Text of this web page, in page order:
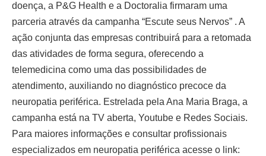
doença, a P&G Health e a Doctoralia firmaram uma
parceria através da campanha “Escute seus Nervos” . A
ação conjunta das empresas contribuirá para a retomada
das atividades de forma segura, oferecendo a
telemedicina como uma das possibilidades de
atendimento, auxiliando no diagnóstico precoce da
neuropatia periférica. Estrelada pela Ana Maria Braga, a
campanha está na TV aberta, Youtube e Redes Sociais.
Para maiores informações e consultar profissionais
especializados em neuropatia periférica acesse o link: